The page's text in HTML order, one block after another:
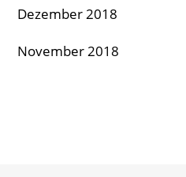
Dezember 2018
November 2018